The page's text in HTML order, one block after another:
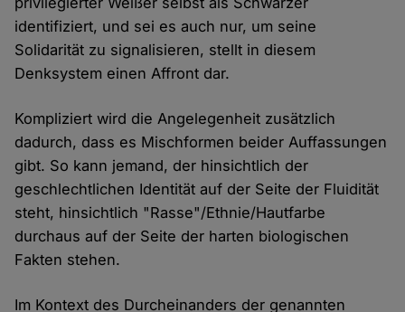
identifiziert, und sei es auch nur, um seine
Solidarität zu signalisieren, stellt in diesem
Denksystem einen Affront dar.
Kompliziert wird die Angelegenheit zusätzlich
dadurch, dass es Mischformen beider Auffassungen
gibt. So kann jemand, der hinsichtlich der
geschlechtlichen Identität auf der Seite der Fluidität
steht, hinsichtlich "Rasse"/Ethnie/Hautfarbe
durchaus auf der Seite der harten biologischen
Fakten stehen.
Im Kontext des Durcheinanders der genannten